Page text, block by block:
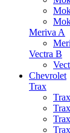
Meriva A
Vectra B
Chevrolet
Trax